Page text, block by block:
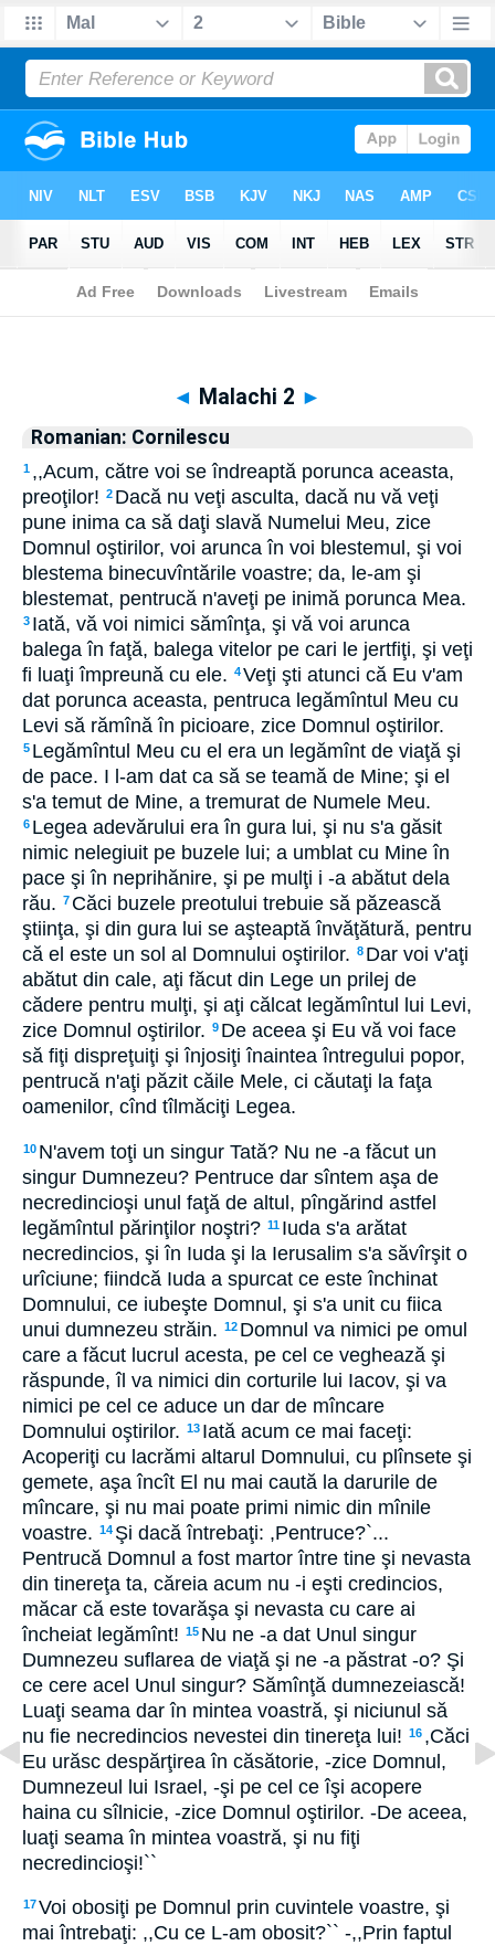
Biblia>Romanian: Cornilescu > Malachi 2
◄ Malachi 2 ►
Romanian: Cornilescu
1 ,,Acum, către voi se îndreaptă porunca aceasta,
preoţilor! 2 Dacă nu veţi asculta, dacă nu vă veţi
pune inima ca să daţi slavă Numelui Meu, zice
Domnul oştirilor, voi arunca în voi blestemul, şi voi
blestema binecuvîntările voastre; da, le-am şi
blestemat, pentrucă n'aveţi pe inimă porunca Mea.
3 Iată, vă voi nimici sămînţa, şi vă voi arunca
balega în faţă, balega vitelor pe cari le jertfiţi, şi veţi
fi luaţi împreună cu ele. 4Veţi şti atunci că Eu v'am
dat porunca aceasta, pentruca legămîntul Meu cu
Levi să rămînă în picioare, zice Domnul oştirilor.
5 Legămîntul Meu cu el era un legămînt de viaţă şi
de pace. I l-am dat ca să se teamă de Mine; şi el
s'a temut de Mine, a tremurat de Numele Meu.
6 Legea adevărului era în gura lui, şi nu s'a găsit
nimic nelegiuit pe buzele lui; a umblat cu Mine în
pace şi în neprihănire, şi pe mulţi i -a abătut dela
rău. 7 Căci buzele preotului trebuie să păzească
ştiinţa, şi din gura lui se aşteaptă învăţătură, pentru
că el este un sol al Domnului oştirilor. 8 Dar voi v'aţi
abătut din cale, aţi făcut din Lege un prilej de
cădere pentru mulţi, şi aţi călcat legămîntul lui Levi,
zice Domnul oştirilor. 9 De aceea şi Eu vă voi face
să fiţi dispreţuiţi şi înjosiţi înaintea întregului popor,
pentrucă n'aţi păzit căile Mele, ci căutaţi la faţa
oamenilor, cînd tîlmăciţi Legea.
10 N'avem toţi un singur Tată? Nu ne -a făcut un
singur Dumnezeu? Pentruce dar sîntem aşa de
necredincioşi unul faţă de altul, pîngărind astfel
legămîntul părinţilor noştri? 11 Iuda s'a arătat
necredincios, şi în Iuda şi la Ierusalim s'a săvîrşit o
urîciune; fiindcă Iuda a spurcat ce este închinat
Domnului, ce iubeşte Domnul, şi s'a unit cu fiica
unui dumnezeu străin. 12 Domnul va nimici pe omul
care a făcut lucrul acesta, pe cel ce veghează şi
răspunde, îl va nimici din corturile lui Iacov, şi va
nimici pe cel ce aduce un dar de mîncare
Domnului oştirilor. 13 Iată acum ce mai faceţi:
Acoperiţi cu lacrămi altarul Domnului, cu plînsete şi
gemete, aşa încît El nu mai caută la darurile de
mîncare, şi nu mai poate primi nimic din mînile
voastre. 14 Şi dacă întrebaţi: ,Pentruce?`...
Pentrucă Domnul a fost martor între tine şi nevasta
din tinereţa ta, căreia acum nu -i eşti credincios,
măcar că este tovarăşa şi nevasta cu care ai
încheiat legămînt! 15 Nu ne -a dat Unul singur
Dumnezeu suflarea de viaţă şi ne -a păstrat -o? Şi
ce cere acel Unul singur? Sămînţă dumnezeiască!
Luaţi seama dar în mintea voastră, şi niciunul să
nu fie necredincios nevestei din tinereţa lui! 16 ,Căci
Eu urăsc despărţirea în căsătorie, -zice Domnul,
Dumnezeul lui Israel, -şi pe cel ce îşi acopere
haina cu sîlnicie, -zice Domnul oştirilor. -De aceea,
luaţi seama în mintea voastră, şi nu fiţi
necredincioşi!``
17Voi obosiţi pe Domnul prin cuvintele voastre, şi
mai întrebaţi: ,,Cu ce L-am obosit?`` -,,Prin faptul